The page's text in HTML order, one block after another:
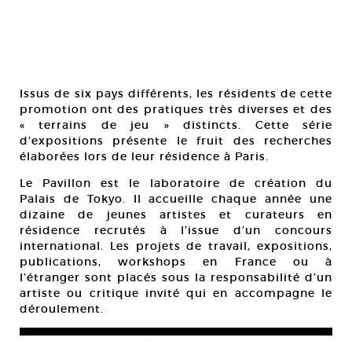
Issus de six pays différents, les résidents de cette
promotion ont des pratiques très diverses et des
« terrains de jeu » distincts. Cette série
d’expositions présente le fruit des recherches
élaborées lors de leur résidence à Paris.
Le Pavillon est le laboratoire de création du
Palais de Tokyo. Il accueille chaque année une
dizaine de jeunes artistes et curateurs en
résidence recrutés à l’issue d’un concours
international. Les projets de travail, expositions,
publications, workshops en France ou à
l’étranger sont placés sous la responsabilité d’un
artiste ou critique invité qui en accompagne le
déroulement.